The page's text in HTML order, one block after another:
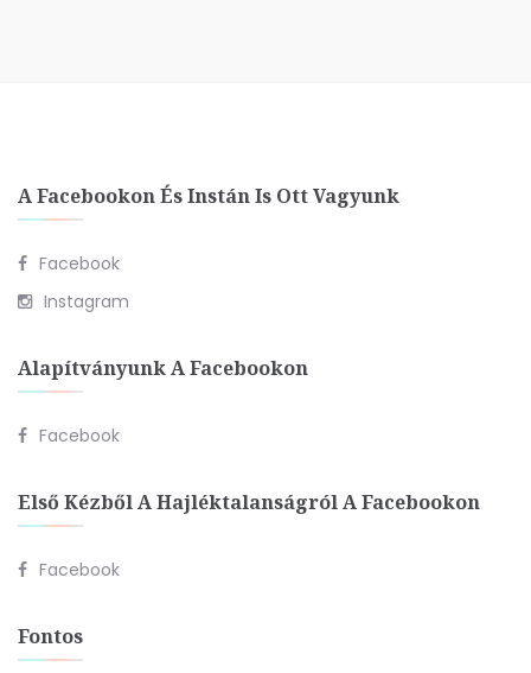
A Facebookon És Instán Is Ott Vagyunk
Facebook
Instagram
Alapítványunk A Facebookon
Facebook
Első Kézből A Hajléktalanságról A Facebookon
Facebook
Fontos